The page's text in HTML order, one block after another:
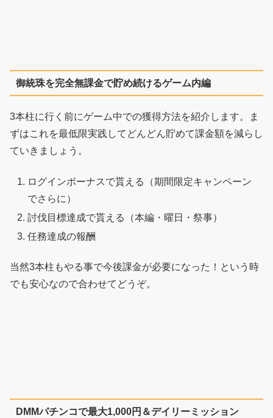
御統珠を完全無課金で貯め続けるゲーム内編
3本柱に行く前にゲーム中での獲得方法を紹介します。ま
ずはこれを最低限実践してどんどん貯めて課金額を減らし
ていきましょう。
ログインボーナスで貰える（期間限定キャンペーン
でさらに）
討伐目標達成で貰える（本編・曜日・祭事）
任務達成の報酬
当然3本柱もやる事で今後課金が必要になった！という時
でも安心なので合わせてどうぞ。
DMMパチンコで最大1,000円＆デイリーミッション